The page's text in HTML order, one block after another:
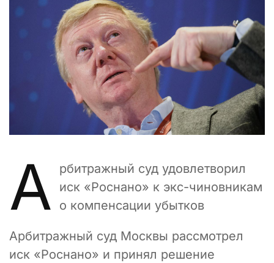
А
рбитражный суд удовлетворил
иск «Роснано» к экс-чиновникам
о компенсации убытков
Арбитражный суд Москвы рассмотрел
иск «Роснано» и принял решение